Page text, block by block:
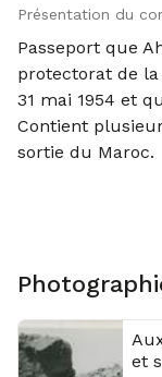
Présentation du
Passeport que
protectorat de
31 mai 1954 et
Contient
sortie du Maroc.
et